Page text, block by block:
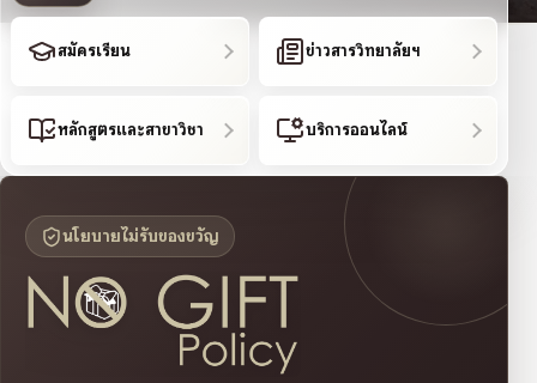
สมัครเรียน ข่าวสารวิทยาลัยฯ
หลักสูตรและสาขาวิชา บริการออนไลน์
นโยบายไม่รับของขวัญ